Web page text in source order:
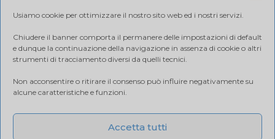
Usiamo cookie per ottimizzare il nostro sito web ed i nostri servizi.
Chiudere il banner comporta il permanere delle impostazioni di default
e dunque la continuazione della navigazione in assenza di cookie o altri
strumenti di tracciamento diversi da quelli tecnici.
Non acconsentire o ritirare il consenso può influire negativamente su
alcune caratteristiche e funzioni.
Accetta tutti
RIMBORSI E RESI
Politica di reso
SPEDIZIONE
alla quantità di acquisto. Visualizza il tuo carrello.